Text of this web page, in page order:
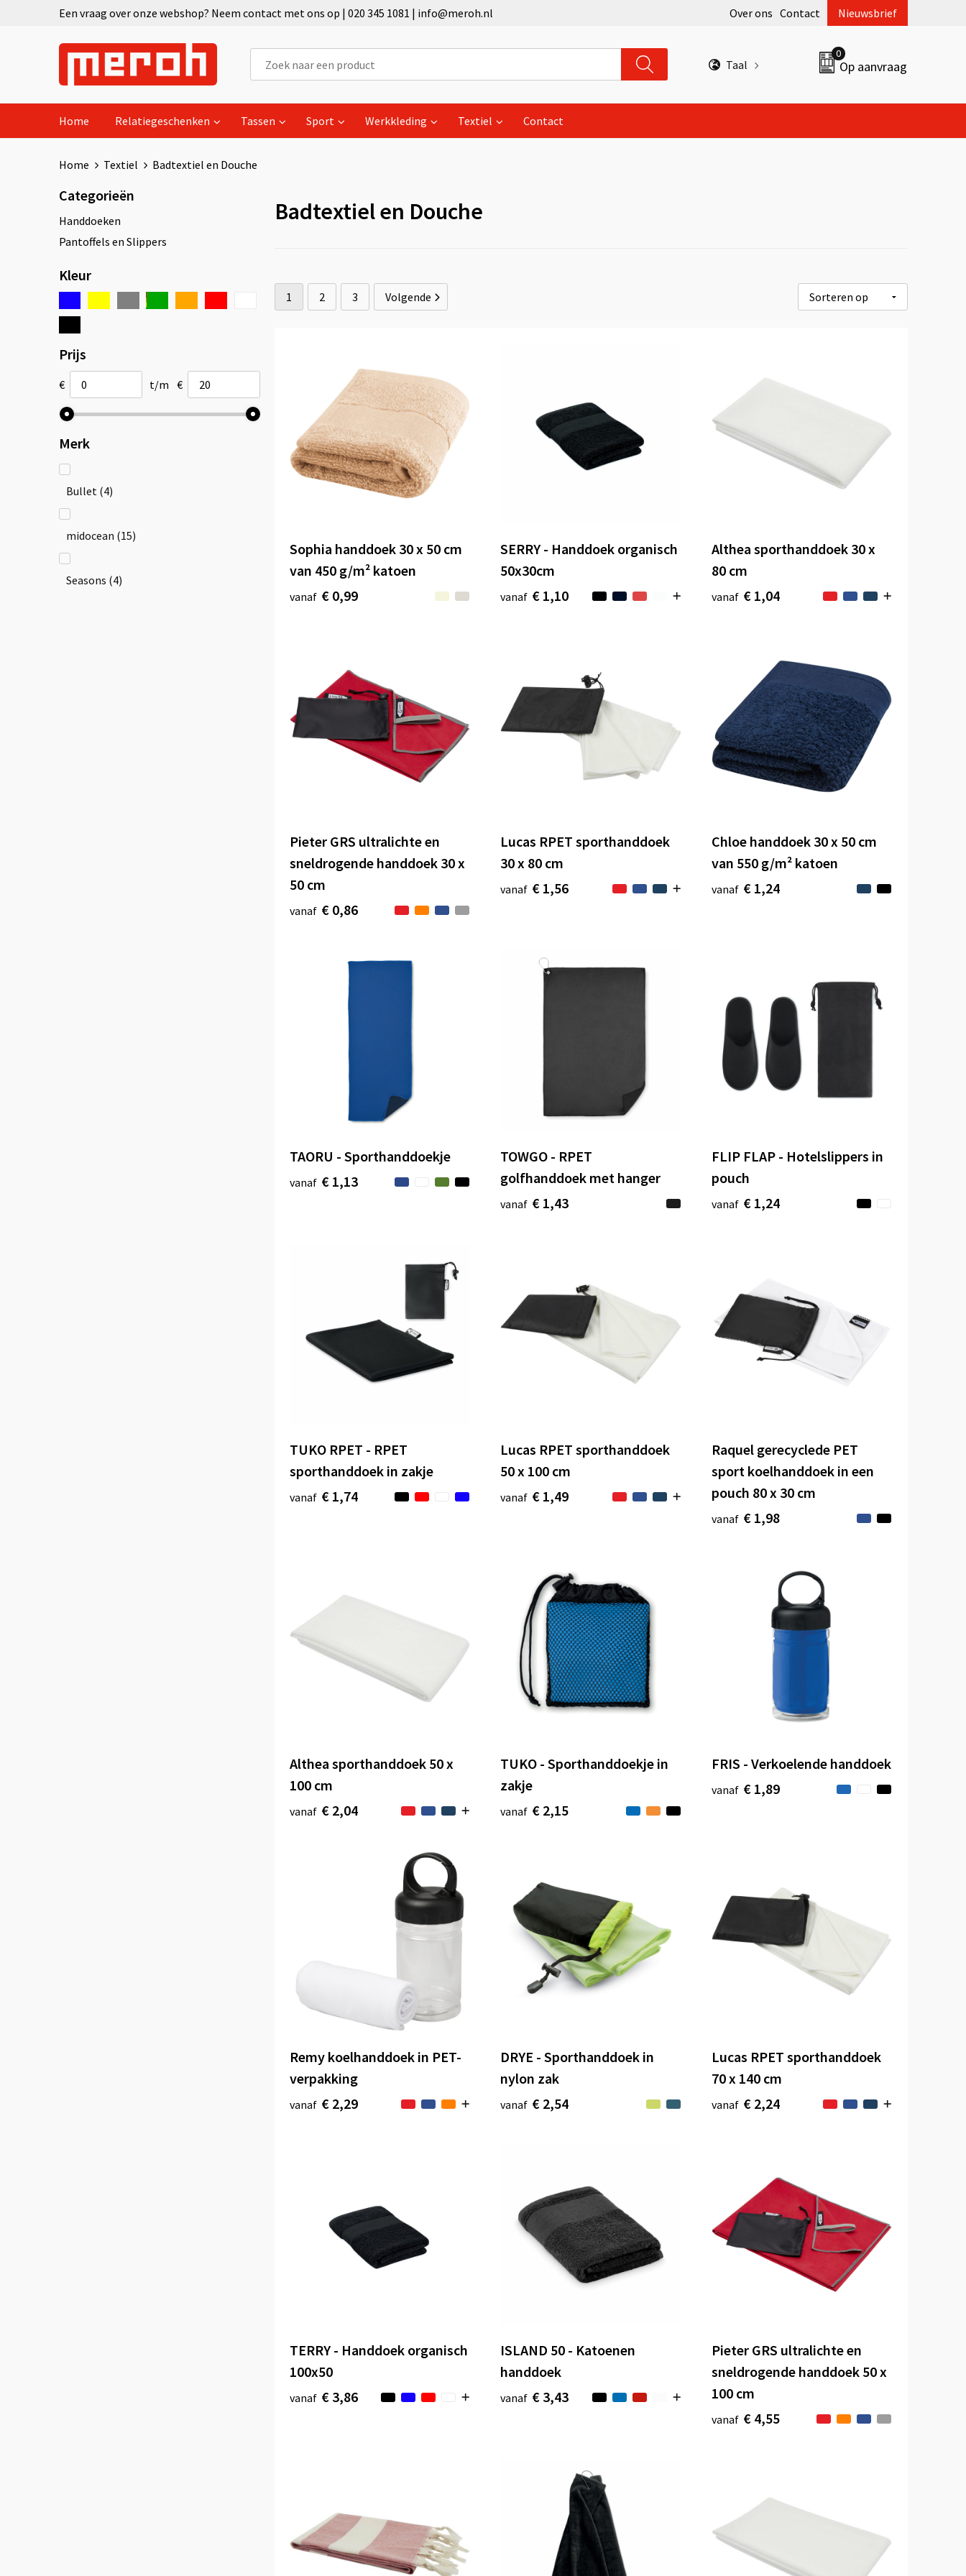
Een vraag over onze webshop? Neem contact met ons op | 020 345 1081 | info@meroh.nl Over ons Contact Nieuwsbrief
Taal
0
Op aanvraag
Home Relatiegeschenken Tassen Sport Werkkleding Textiel Contact
Home Textiel Badtextiel en Douche
Categorieën
Handdoeken
Pantoffels en Slippers
Kleur
Prijs
€ t/m €
Merk
Bullet (4)
midocean (15)
Seasons (4)
Badtextiel en Douche
1 2 3 Volgende
Sophia handdoek 30 x 50 cm
van 450 g/m² katoen
vanaf € 0,99
SERRY - Handdoek organisch
50x30cm
vanaf € 1,10
Althea sporthanddoek 30 x
80 cm
vanaf € 1,04
Pieter GRS ultralichte en
sneldrogende handdoek 30 x
50 cm
vanaf € 0,86
Lucas RPET sporthanddoek
30 x 80 cm
vanaf € 1,56
Chloe handdoek 30 x 50 cm
van 550 g/m² katoen
vanaf € 1,24
TAORU - Sporthanddoekje
vanaf € 1,13
TOWGO - RPET
golfhanddoek met hanger
vanaf € 1,43
FLIP FLAP - Hotelslippers in
pouch
vanaf € 1,24
TUKO RPET - RPET
sporthanddoek in zakje
vanaf € 1,74
Lucas RPET sporthanddoek
50 x 100 cm
vanaf € 1,49
Raquel gerecyclede PET
sport koelhanddoek in een
pouch 80 x 30 cm
vanaf € 1,98
Althea sporthanddoek 50 x
100 cm
vanaf € 2,04
TUKO - Sporthanddoekje in
zakje
vanaf € 2,15
FRIS - Verkoelende handdoek
vanaf € 1,89
Remy koelhanddoek in PET-
verpakking
vanaf € 2,29
DRYE - Sporthanddoek in
nylon zak
vanaf € 2,54
Lucas RPET sporthanddoek
70 x 140 cm
vanaf € 2,24
TERRY - Handdoek organisch
100x50
vanaf € 3,86
ISLAND 50 - Katoenen
handdoek
vanaf € 3,43
Pieter GRS ultralichte en
sneldrogende handdoek 50 x
100 cm
vanaf € 4,55